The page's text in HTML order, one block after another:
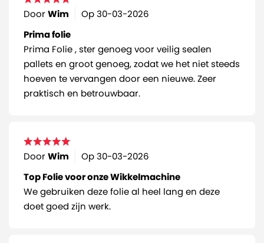
DoorWim Op30-03-2026
Prima folie
Prima Folie , ster genoeg voor veilig sealen
pallets en groot genoeg, zodat we het niet steeds
hoeven te vervangen door een nieuwe. Zeer
praktisch en betrouwbaar.
DoorWim Op30-03-2026
Top Folie voor onze Wikkelmachine
We gebruiken deze folie al heel lang en deze
doet goed zijn werk.